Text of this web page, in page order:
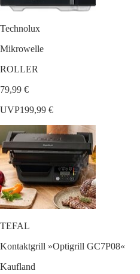
Technolux
Mikrowelle
ROLLER
79,99 €
UVP199,99 €
TEFAL
Kontaktgrill »Optigrill GC7P08«
Kaufland